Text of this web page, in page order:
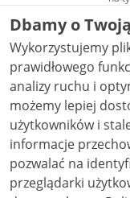
audio
NC-
Dbamy o
Wykorzystujemy
prawidłowego
analizy ruchu i
możemy lepiej
użytkowników i stale
informacje
pozwalać na
przeglądarki